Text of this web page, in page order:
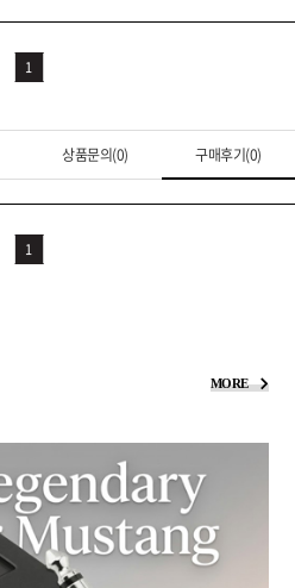
1
상품문의(0) 구매후기(0)
1
MORE